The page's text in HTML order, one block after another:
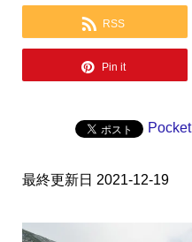
RSS
Pin it
Pocket
最終更新日 2021-12-19